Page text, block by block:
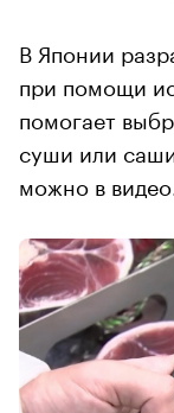
В Японии
при помощи
помогает
суши или
можно в видео.